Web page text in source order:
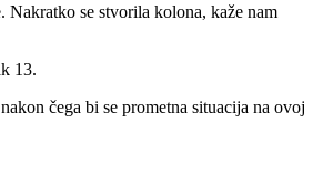
Nakratko se stvorila kolona, kaže nam
13.
čega bi se prometna situacija na ovoj